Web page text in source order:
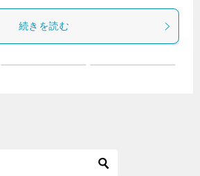
続きを読む